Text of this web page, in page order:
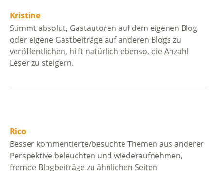
Kristine
Stimmt absolut, Gastautoren auf dem eigenen Blog
oder eigene Gastbeiträge auf anderen Blogs zu
veröffentlichen, hilft natürlich ebenso, die Anzahl
Leser zu steigern.
Rico
Besser kommentierte/besuchte Themen aus anderer
Perspektive beleuchten und wiederaufnehmen,
fremde Blogbeiträge zu ähnlichen Seiten